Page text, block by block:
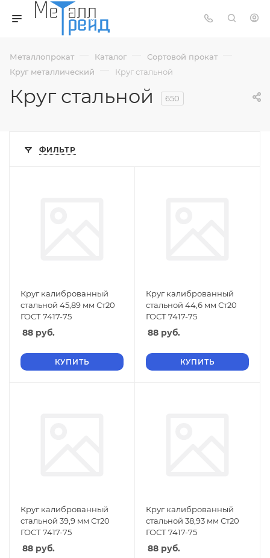
Металлопрокат — Каталог — Сортовой прокат —
Круг металлический — Круг стальной
Круг стальной 650
ФИЛЬТР
Круг калиброванный
стальной 45,89 мм Ст20
ГОСТ 7417-75
88 руб.
КУПИТЬ
Круг калиброванный
стальной 44,6 мм Ст20
ГОСТ 7417-75
88 руб.
КУПИТЬ
Круг калиброванный
стальной 39,9 мм Ст20
ГОСТ 7417-75
88 руб.
Круг калиброванный
стальной 38,93 мм Ст20
ГОСТ 7417-75
88 руб.